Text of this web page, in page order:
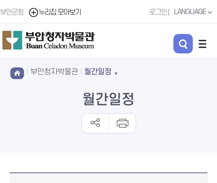
부안군청 누리집 모아보기 로그인 LANGUAGE
부안청자박물관 월간일정
월간일정